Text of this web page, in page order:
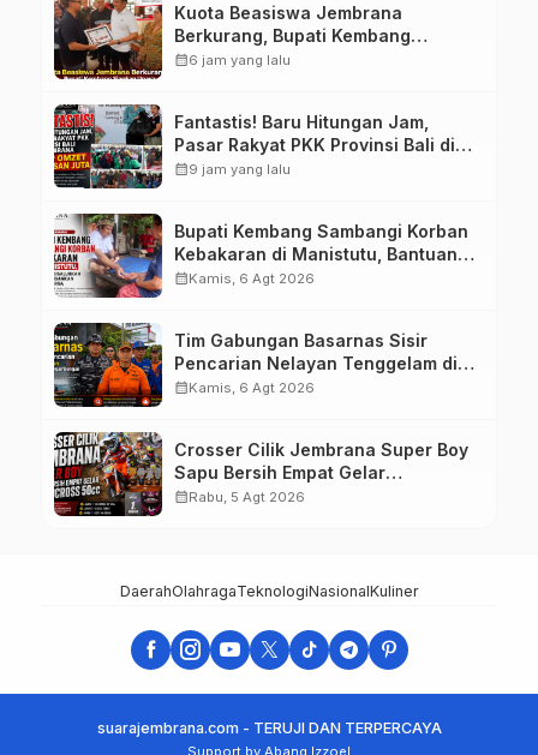
Kuota Beasiswa Jembrana
Berkurang, Bupati Kembang
Siapkan Upaya Penambahan di
calendar_month6 jam yang lalu
Fantastis! Baru Hitungan Jam,
Pasar Rakyat PKK Provinsi Bali di
Jembrana Raup Omzet Ratusan
calendar_month9 jam yang lalu
Bupati Kembang Sambangi Korban
Kebakaran di Manistutu, Bantuan
Disalurkan untuk Ringankan Beban
calendar_monthKamis, 6 Agt 2026
Tim Gabungan Basarnas Sisir
Pencarian Nelayan Tenggelam di
Perairan Pantai Pengambengan
calendar_monthKamis, 6 Agt 2026
Crosser Cilik Jembrana Super Boy
Sapu Bersih Empat Gelar
Motocross 50cc
calendar_monthRabu, 5 Agt 2026
DaerahOlahragaTeknologiNasionalKuliner
suarajembrana.com - TERUJI DAN TERPERCAYA
Support by Abang Izzoel